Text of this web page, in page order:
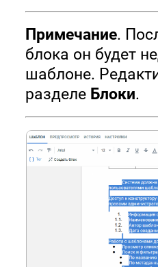
Примечание.
блока он будет
шаблоне.
разделе Блоки.